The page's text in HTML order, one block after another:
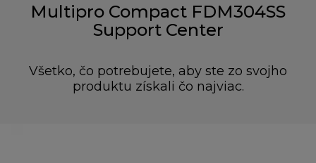
Multipro Compact FDM304SS
Support Center
Všetko, čo potrebujete, aby ste zo svojho
produktu získali čo najviac.